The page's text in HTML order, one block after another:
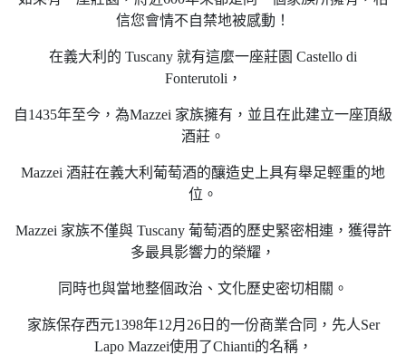
信您會情不自禁地被感動！
在義大利的 Tuscany 就有這麼一座莊園 Castello di
Fonterutoli，
自1435年至今，為Mazzei 家族擁有，並且在此建立一座頂級
酒莊。
Mazzei 酒莊在義大利葡萄酒的釀造史上具有舉足輕重的地
位。
Mazzei 家族不僅與 Tuscany 葡萄酒的歷史緊密相連，獲得許
多最具影響力的榮耀，
同時也與當地整個政治、文化歷史密切相關。
家族保存西元1398年12月26日的一份商業合同，先人Ser
Lapo Mazzei使用了Chianti的名稱，